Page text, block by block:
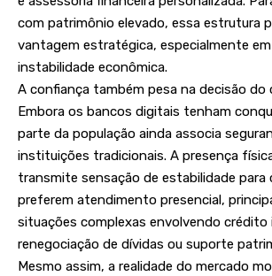
com patrimônio elevado, essa estrutura
vantagem estratégica, especialmente
instabilidade econômica.
A confiança também pesa na decisão do
Embora os bancos digitais tenham
parte da população ainda associa
instituições tradicionais. A presença
transmite sensação de estabilidade para
preferem atendimento presencial,
situações complexas envolvendo crédito
renegociação de dívidas ou suporte
Mesmo assim, a realidade do mercado